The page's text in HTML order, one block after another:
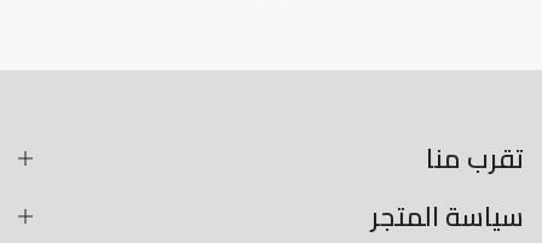
تقرب منا
سياسة المتجر